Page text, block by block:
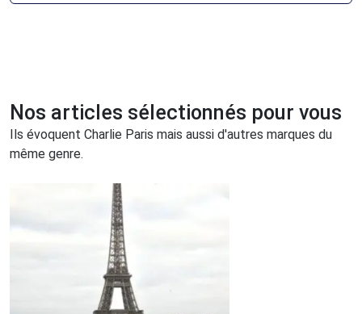
Nos articles sélectionnés pour vous
Ils évoquent Charlie Paris mais aussi d'autres marques du
même genre.